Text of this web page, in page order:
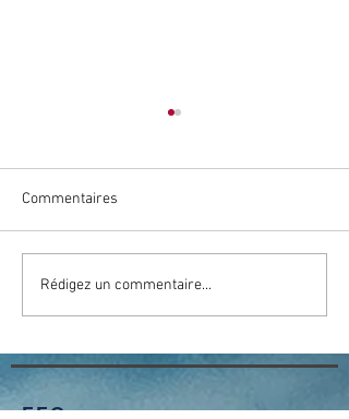
Commentaires
Rédigez un commentaire...
F.F.O